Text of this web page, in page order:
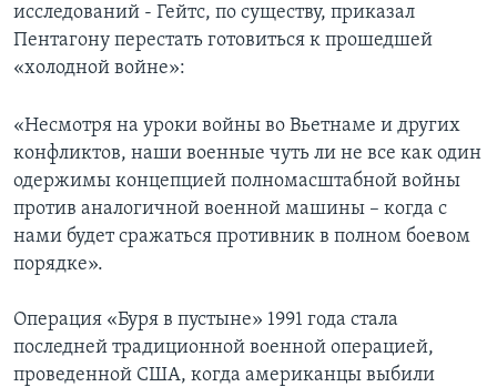
исследований - Гейтс, по существу, приказал
Пентагону перестать готовиться к прошедшей
«холодной войне»:
«Несмотря на уроки войны во Вьетнаме и других
конфликтов, наши военные чуть ли не все как один
одержимы концепцией полномасштабной войны
против аналогичной военной машины – когда с
нами будет сражаться противник в полном боевом
порядке».
Операция «Буря в пустыне» 1991 года стала
последней традиционной военной операцией,
проведенной США, когда американцы выбили